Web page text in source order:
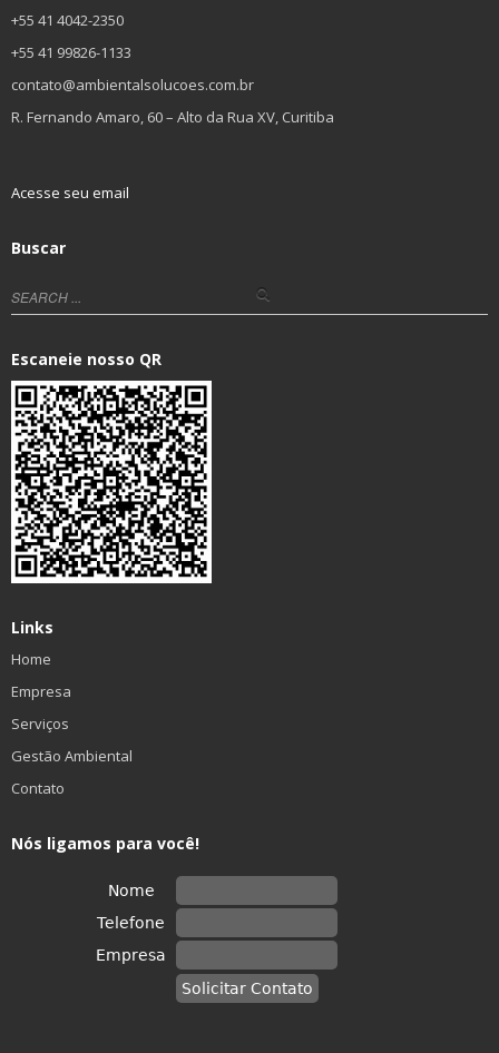
+55 41 4042-2350
+55 41 99826-1133
contato@ambientalsolucoes.com.br
R. Fernando Amaro, 60 – Alto da Rua XV, Curitiba
Acesse seu email
Buscar
Escaneie nosso QR
Links
Home
Empresa
Serviços
Gestão Ambiental
Contato
Nós ligamos para você!